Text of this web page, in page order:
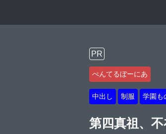
PR
ぺんてるぼーにあ
中出し 制服 学園も
第四真祖、